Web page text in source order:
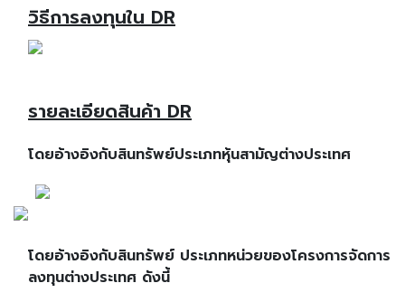
วิธีการลงทุนใน DR
รายละเอียดสินค้า DR
โดยอ้างอิงกับสินทรัพย์ประเภทหุ้นสามัญต่างประเทศ
โดยอ้างอิงกับสินทรัพย์ ประเภทหน่วยของโครงการจัดการ
ลงทุนต่างประเทศ ดังนี้